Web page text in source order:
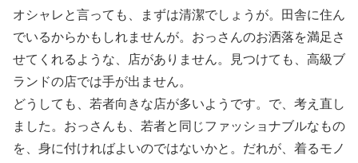
オシャレと言っても、まずは清潔でしょうが。田舎に住ん
でいるからかもしれませんが。おっさんのお洒落を満足さ
せてくれるような、店がありません。見つけても、高級ブ
ランドの店では手が出ません。
どうしても、若者向きな店が多いようです。で、考え直し
ました。おっさんも、若者と同じファッショナブルなもの
を、身に付ければよいのではないかと。だれが、着るモノ